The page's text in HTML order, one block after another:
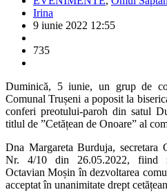
Irina
9 iunie 2022 12:55
735
Duminică, 5 iunie, un grup de
Comunal Trușeni a poposit la
conferi preotului-paroh din satul
titlul de ”Cetățean de Onoare” al
Dna Margareta Burduja,
Nr. 4/10 din 26.05.2022, fiind
Octavian Moșin în dezvoltarea
acceptat în unanimitate drept